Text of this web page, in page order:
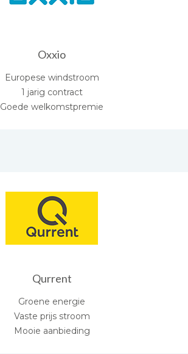
Oxxio
Europese windstroom
1 jarig contract
Goede welkomstpremie
Qurrent
Groene energie
Vaste prijs stroom
Mooie aanbieding